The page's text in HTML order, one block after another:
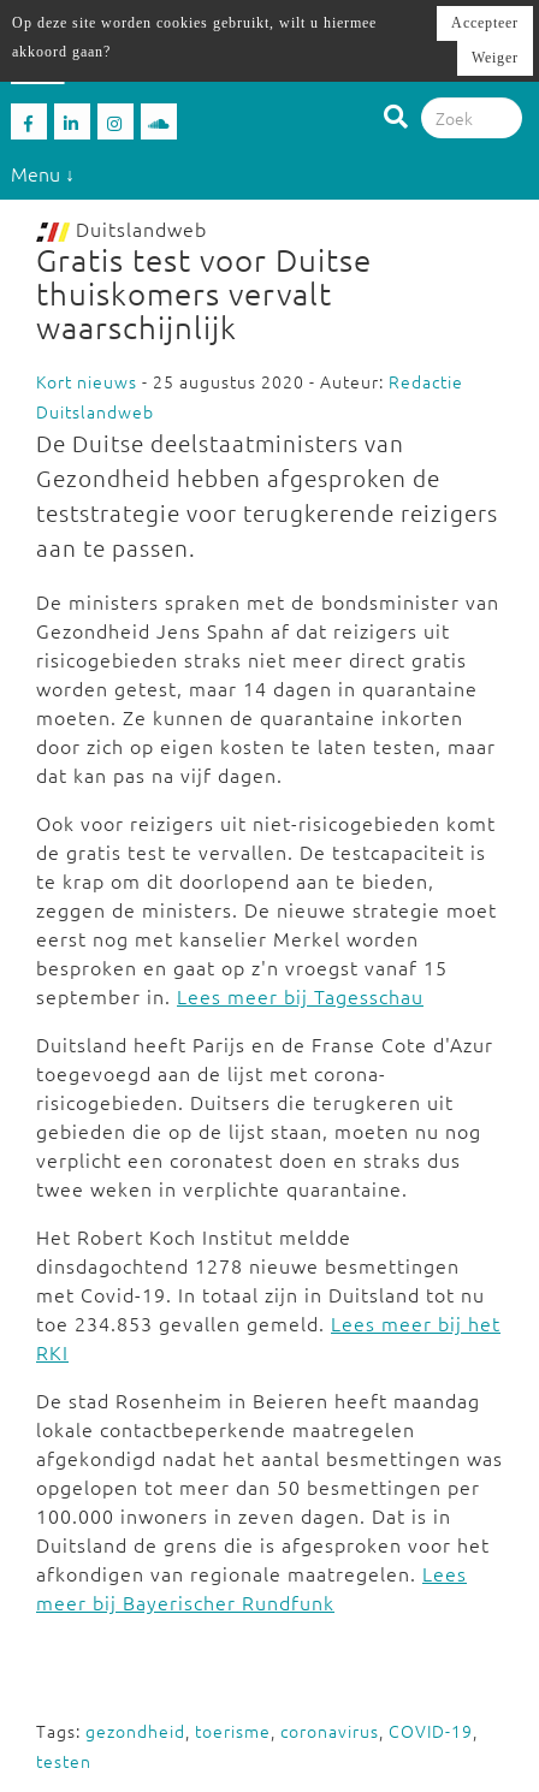
Menu ↓
Duitslandweb
Gratis test voor Duitse
thuiskomers vervalt
waarschijnlijk
Kort nieuws - 25 augustus 2020 - Auteur: Redactie
Duitslandweb
De Duitse deelstaatministers van
Gezondheid hebben afgesproken de
teststrategie voor terugkerende reizigers
aan te passen.
De ministers spraken met de bondsminister van
Gezondheid Jens Spahn af dat reizigers uit
risicogebieden straks niet meer direct gratis
worden getest, maar 14 dagen in quarantaine
moeten. Ze kunnen de quarantaine inkorten
door zich op eigen kosten te laten testen, maar
dat kan pas na vijf dagen.
Ook voor reizigers uit niet-risicogebieden komt
de gratis test te vervallen. De testcapaciteit is
te krap om dit doorlopend aan te bieden,
zeggen de ministers. De nieuwe strategie moet
eerst nog met kanselier Merkel worden
besproken en gaat op z'n vroegst vanaf 15
september in. Lees meer bij Tagesschau
Duitsland heeft Parijs en de Franse Cote d'Azur
toegevoegd aan de lijst met corona-
risicogebieden. Duitsers die terugkeren uit
gebieden die op de lijst staan, moeten nu nog
verplicht een coronatest doen en straks dus
twee weken in verplichte quarantaine.
Het Robert Koch Institut meldde
dinsdagochtend 1278 nieuwe besmettingen
met Covid-19. In totaal zijn in Duitsland tot nu
toe 234.853 gevallen gemeld. Lees meer bij het
RKI
De stad Rosenheim in Beieren heeft maandag
lokale contactbeperkende maatregelen
afgekondigd nadat het aantal besmettingen was
opgelopen tot meer dan 50 besmettingen per
100.000 inwoners in zeven dagen. Dat is in
Duitsland de grens die is afgesproken voor het
afkondigen van regionale maatregelen. Lees
meer bij Bayerischer Rundfunk
Tags: gezondheid, toerisme, coronavirus, COVID-19,
testen
Op deze site worden cookies gebruikt, wilt u hiermee
akkoord gaan?
Accepteer
Weiger